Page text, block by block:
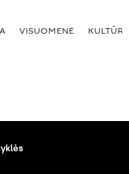
VISUOMENĖ KULTŪRA